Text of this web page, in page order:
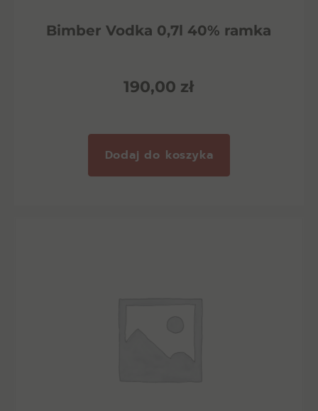
Bimber Vodka 0,7l 40% ramka
190,00 zł
Dodaj do koszyka